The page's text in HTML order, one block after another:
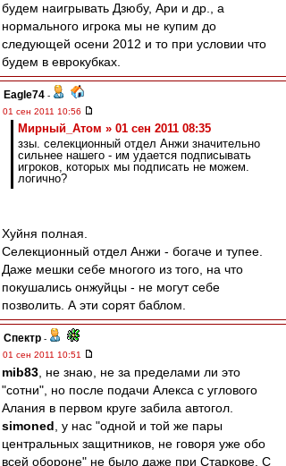
будем наигрывать Дзюбу, Ари и др., а
нормального игрока мы не купим до
следующей осени 2012 и то при условии что
будем в еврокубках.
Eagle74 -
01 сен 2011 10:56
Мирный_Атом » 01 сен 2011 08:35
ззы. селекционный отдел Анжи значительно
сильнее нашего - им удается подписывать
игроков, которых мы подписать не можем.
логично?
Хуйня полная.
Селекционный отдел Анжи - богаче и тупее.
Даже мешки себе многого из того, на что
покушались онжуйцы - не могут себе
позволить. А эти сорят баблом.
Спектр -
01 сен 2011 10:51
mib83 , не знаю, не за пределами ли это
"сотни", но после подачи Алекса с углового
Алания в первом круге забила автогол.
simoned , у нас "одной и той же пары
центральных защитников, не говоря уже обо
всей обороне" не было даже при Старкове. С